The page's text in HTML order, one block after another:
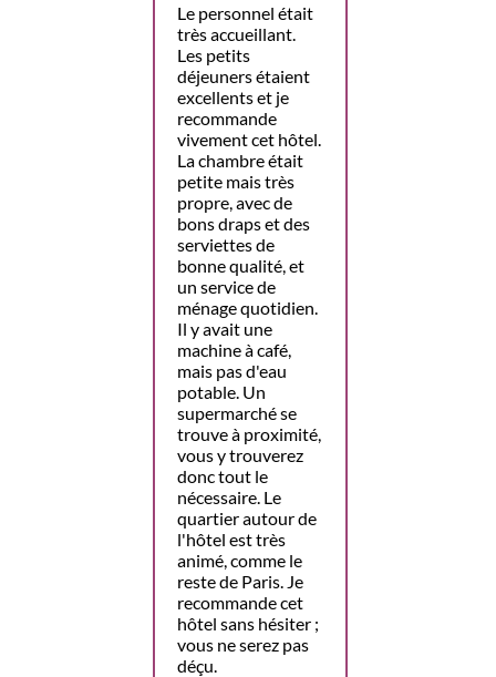
Le personnel était
très accueillant.
Les petits
déjeuners étaient
excellents et je
recommande
vivement cet hôtel.
La chambre était
petite mais très
propre, avec de
bons draps et des
serviettes de
bonne qualité, et
un service de
ménage quotidien.
Il y avait une
machine à café,
mais pas d'eau
potable. Un
supermarché se
trouve à proximité,
vous y trouverez
donc tout le
nécessaire. Le
quartier autour de
l'hôtel est très
animé, comme le
reste de Paris. Je
recommande cet
hôtel sans hésiter ;
vous ne serez pas
déçu.